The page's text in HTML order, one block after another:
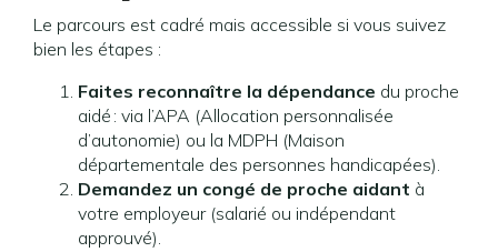
Le parcours est cadré mais accessible si vous suivez
bien les étapes :
Faites reconnaître la dépendance du proche
aidé : via l’APA (Allocation personnalisée
d’autonomie) ou la MDPH (Maison
départementale des personnes handicapées).
Demandez un congé de proche aidant à
votre employeur (salarié ou indépendant
approuvé).